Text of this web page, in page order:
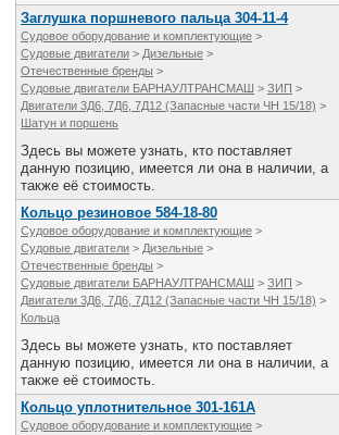
Заглушка поршневого пальца 304-11-4
Судовое оборудование и комплектующие >
Судовые двигатели > Дизельные >
Отечественные бренды >
Судовые двигатели БАРНАУЛТРАНСМАШ > ЗИП >
Двигатели 3Д6, 7Д6, 7Д12 (Запасные части ЧН 15/18) >
Шатун и поршень
Здесь вы можете узнать, кто поставляет
данную позицию, имеется ли она в наличии, а
также её стоимость.
Кольцо резиновое 584-18-80
Судовое оборудование и комплектующие >
Судовые двигатели > Дизельные >
Отечественные бренды >
Судовые двигатели БАРНАУЛТРАНСМАШ > ЗИП >
Двигатели 3Д6, 7Д6, 7Д12 (Запасные части ЧН 15/18) >
Кольца
Здесь вы можете узнать, кто поставляет
данную позицию, имеется ли она в наличии, а
также её стоимость.
Кольцо уплотнительное 301-161А
Судовое оборудование и комплектующие >